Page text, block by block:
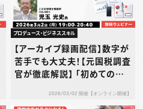
プロデュース・ビジネススキル
【アーカイブ録画配信】数字が
苦手でも大丈夫！【元国税調査
官が徹底解説】 「初めての確
定申告」「副業デビュー」の不
安をゼロにする やさしい基礎
2026/03/02 開催【オンライン開催】